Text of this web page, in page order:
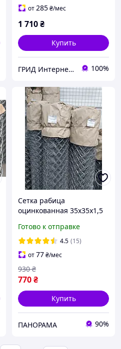
от285₴/мес
1 710₴
Купить
ГРИД Интернет-Магазин 100%
Сетка рабица
оцинкованная 35х35х1,5
Готово к отправке
4.5 (15)
от77₴/мес
770₴
930 ₴
Купить
ПАНОРАМА 90%